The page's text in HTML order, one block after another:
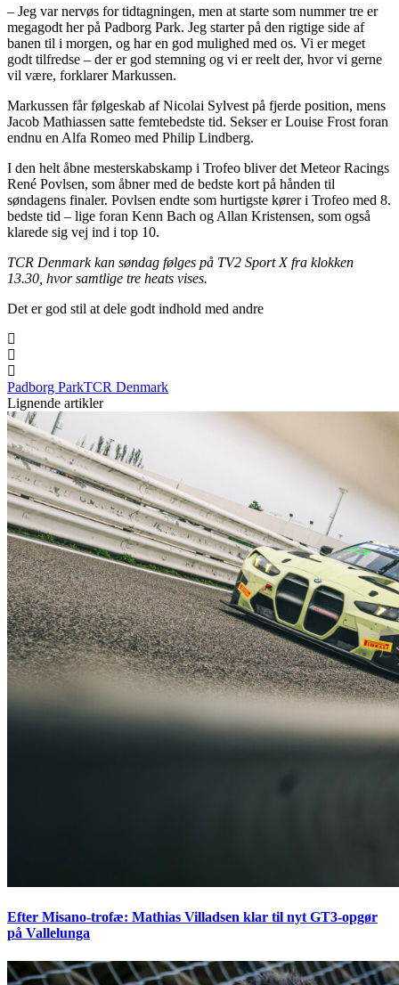
– Jeg var nervøs for tidtagningen, men at starte som nummer tre er
megagodt her på Padborg Park. Jeg starter på den rigtige side af
banen til i morgen, og har en god mulighed med os. Vi er meget
godt tilfredse – der er god stemning og vi er reelt der, hvor vi gerne
vil være, forklarer Markussen.
Markussen får følgeskab af Nicolai Sylvest på fjerde position, mens
Jacob Mathiassen satte femtebedste tid. Sekser er Louise Frost foran
endnu en Alfa Romeo med Philip Lindberg.
I den helt åbne mesterskabskamp i Trofeo bliver det Meteor Racings
René Povlsen, som åbner med de bedste kort på hånden til
søndagens finaler. Povlsen endte som hurtigste kører i Trofeo med 8.
bedste tid – lige foran Kenn Bach og Allan Kristensen, som også
klarede sig vej ind i top 10.
TCR Denmark kan søndag følges på TV2 Sport X fra klokken
13.30, hvor samtlige tre heats vises.
Det er god stil at dele godt indhold med andre
Padborg ParkTCR Denmark
Lignende artikler
Efter Misano-trofæ: Mathias Villadsen klar til nyt GT3-opgør
på Vallelunga